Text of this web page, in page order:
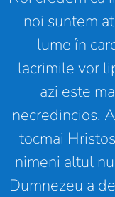
noi suntem
lume în
lacrimile vor
azi este
necredincios.
tocmai
nimeni altul
Dumnezeu a